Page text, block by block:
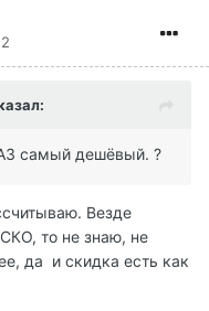
самый дешёвый. ?
Везде
то не знаю, не
да и скидка есть как